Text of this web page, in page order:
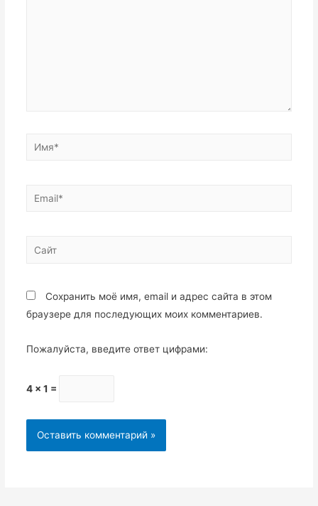
Сохранить моё имя, email и адрес сайта в этом
браузере для последующих моих комментариев.
Пожалуйста, введите ответ цифрами:
4 × 1 =